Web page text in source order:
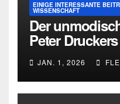
EINIGE INTERESSANTE
WISSENSCHAFT
Der
Peter
Intervention
JAN. 1, 2026